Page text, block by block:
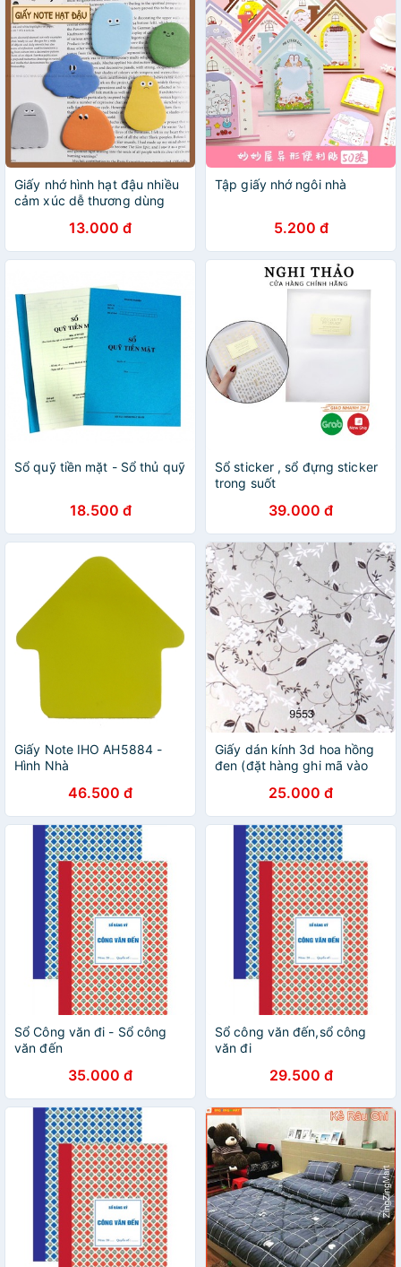
Giấy nhớ hình hạt đậu nhiều
cảm xúc dễ thương dùng
cute gocnha Góc Nhà
NOTE011
13.000 đ
Tập giấy nhớ ngôi nhà
5.200 đ
Sổ quỹ tiền mặt - Sổ thủ quỹ
18.500 đ
Sổ sticker , sổ đựng sticker
trong suốt
39.000 đ
Giấy Note IHO AH5884 -
Hình Nhà
46.500 đ
Giấy dán kính 3d hoa hồng
đen (đặt hàng ghi mã vào
với shop )25.000 đ
Sổ Công văn đi - Sổ công
văn đến
35.000 đ
Sổ công văn đến,sổ công
văn đi
29.500 đ